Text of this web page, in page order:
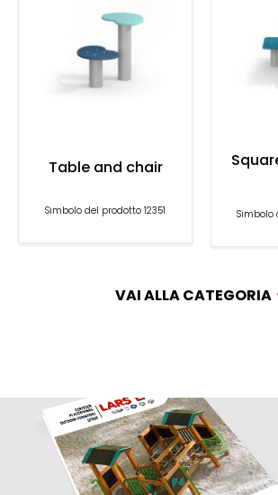
Table and chair
Simbolo del prodotto 12351 Simbolo
VAI ALLA CATEGORIA